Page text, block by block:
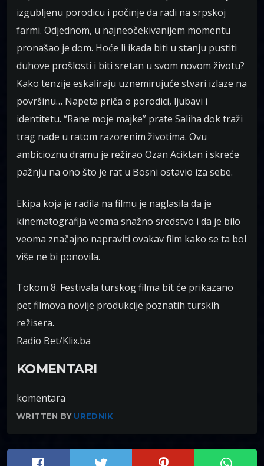
izgubljenu porodicu i počinje da radi na srpskoj
farmi. Odjednom, u najneočekivanijem momentu
pronašao je dom. Hoće li ikada biti u stanju pustiti
duhove prošlosti i biti sretan u svom novom životu?
Kako tenzije eskaliraju uznemirujuće stvari izlaze na
površinu… Napeta priča o porodici, ljubavi i
identitetu. “Rane moje majke” prate Saliha dok traži
trag nade u ratom razorenim životima. Ovu
ambicioznu dramu je režirao Ozan Aciktan i skreće
pažnju na ono što je rat u Bosni ostavio iza sebe.
Ekipa koja je radila na filmu je naglasila da je
kinematografija veoma snažno sredstvo i da je bilo
veoma značajno napraviti ovakav film kako se ta bol
više ne bi ponovila.
Tokom 8. Festivala turskog filma bit će prikazano
pet filmova novije produkcije poznatih turskih
režisera.
Radio Bet/Klix.ba
KOMENTARI
komentara
WRITTEN BY UREDNIK